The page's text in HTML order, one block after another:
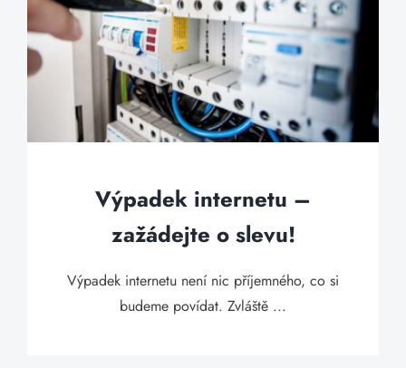
Výpadek internetu –
zažádejte o slevu!
Výpadek internetu není nic příjemného, co si
budeme povídat. Zvláště ...